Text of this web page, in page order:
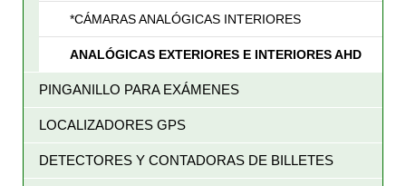
*CÁMARAS ANALÓGICAS INTERIORES
ANALÓGICAS EXTERIORES E INTERIORES AHD
PINGANILLO PARA EXÁMENES
LOCALIZADORES GPS
DETECTORES Y CONTADORAS DE BILLETES